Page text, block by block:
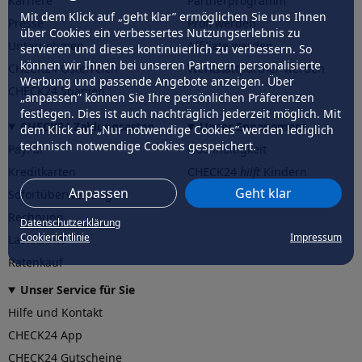
Mit dem Klick auf „geht klar” ermöglichen Sie uns Ihnen
über Cookies ein verbessertes Nutzungserlebnis zu
servieren und dieses kontinuierlich zu verbessern. So
können wir Ihnen bei unseren Partnern personalisierte
Werbung und passende Angebote anzeigen. Über
„anpassen” können Sie Ihre persönlichen Präferenzen
festlegen. Dies ist auch nachträglich jederzeit möglich. Mit
dem Klick auf „Nur notwendige Cookies” werden lediglich
technisch notwendige Cookies gespeichert.
Anpassen Geht klar
Datenschutzerklärung
Cookierichtlinie
Impressum
Presse
Unternehmen
CHECK24 Österreich
CHECK24 Spanien
Profi werden
Affiliate werden
Werkstattpartner werden
CHECK24 Zahlungsarten
PayPal
Sofortüberweisung
Rechnung
Lastschrift
Ratenkauf
Unser Engagement
Nachhaltigkeit
CHECK24hilftder Natur
Unser Service für Sie
Hilfe und Kontakt
CHECK24 App
CHECK24 Gutscheine